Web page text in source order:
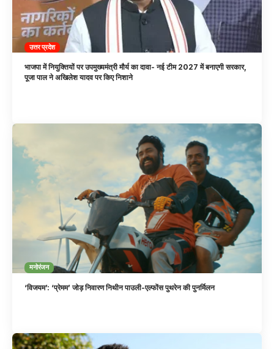
उत्तर प्रदेश
भाजपा में नियुक्तियों पर उपमुख्यमंत्री मौर्य का दावा- नई टीम 2027 में बनाएगी सरकार,
पूजा पाल ने अखिलेश यादव पर किए निशाने
मनोरंजन
‘विजयम’: ‘प्रेमम’ जोड़ निवारण निथीन पाउली-एल्फोंस पुथरेन की पुनर्मिलन